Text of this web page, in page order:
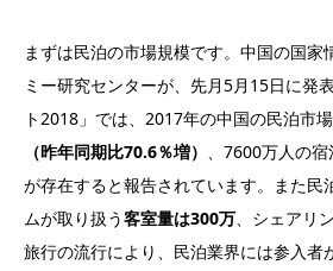
まずは民泊の市場規模です。中国の国家
ミー研究センターが、先月5月15日に発
ト2018」では、2017年の中国の民泊市
（昨年同期比70.6％増）
、7600万人の
が存在すると報告されています。また民
ムが取り扱う客室量は300万 、シェアリ
旅行の流行により、民泊業界には参入者